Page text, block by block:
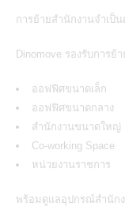
การย้ายสำนักงานจำเป็
Dinomove รองรับการย้าย
ออฟฟิศขนาดเล็ก
ออฟฟิศขนาดกลาง
สำนักงานขนาดใหญ่
Co-working Space
หน่วยงานราชการ
พร้อมดูแลอุปกรณ์สำนัก